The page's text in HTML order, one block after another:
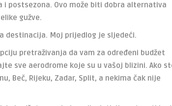
i postsezona. Ovo može biti dobra alternativa
gužve.
destinacija. Moj prijedlog je sljedeći.
pretraživanja da vam za određeni budžet
sve aerodrome koje su u vašoj blizini. Ako
Beč, Rijeku, Zadar, Split, a nekima čak nije